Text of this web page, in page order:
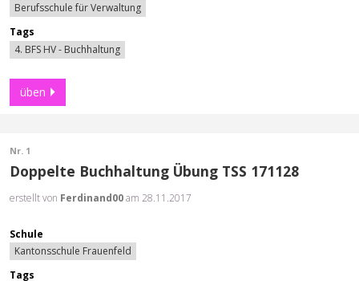
Berufsschule für Verwaltung
Tags
4. BFS HV - Buchhaltung
üben
Nr. 1
Doppelte Buchhaltung Übung TSS 171128
erstellt von Ferdinand00am 28.11.2017
Schule
Kantonsschule Frauenfeld
Tags